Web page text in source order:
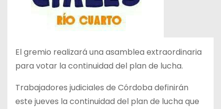
El gremio realizará una asamblea extraordinaria
para votar la continuidad del plan de lucha.
Trabajadores judiciales de Córdoba definirán
este jueves la continuidad del plan de lucha que